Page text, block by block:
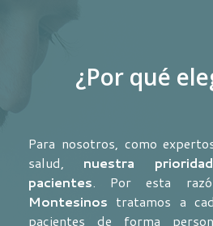
¿Por qué
Para nosotros, como
salud, nuestra
pacientes. Por esta
Montesinos tratamos a
pacientes de forma